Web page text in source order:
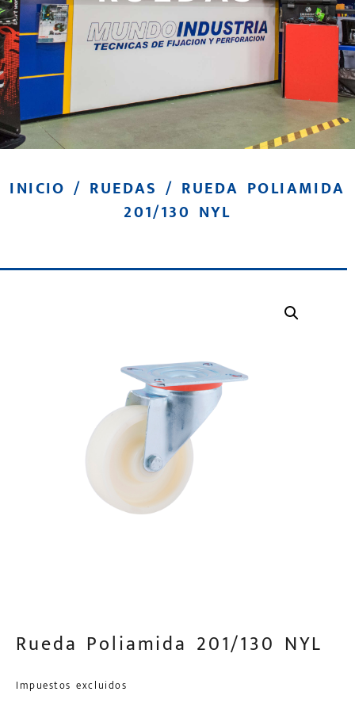
INICIO / RUEDAS / RUEDA POLIAMIDA
201/130 NYL
Rueda Poliamida 201/130 NYL
Impuestos excluidos